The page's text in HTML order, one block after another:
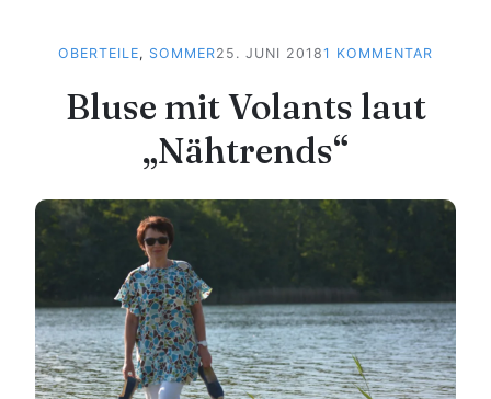
OBERTEILE, SOMMER25. JUNI 20181 KOMMENTARZU
Bluse mit Volants laut
„Nähtrends“